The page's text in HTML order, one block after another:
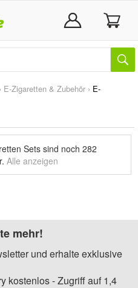
› E-Zigaretten & Zubehör › E-
Sets sind noch 282
Alle anzeigen
mehr!
und erhalte exklusive
kostenlos - Zugriff auf 1,4